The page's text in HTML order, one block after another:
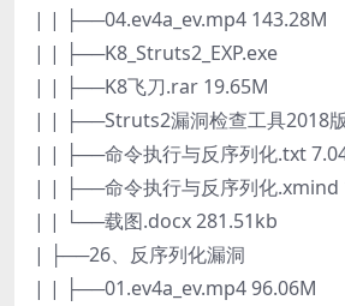
| | ├──04.ev4a_ev.mp4 143.28M
| | ├──K8_Struts2_EXP.exe
| | ├──K8飞刀.rar 19.65M
| | ├──Struts2漏洞检查工具2018
| | ├──命令执行与反序列化.txt
| | ├──命令执行与反序列化.xmind
| | └──载图.docx 281.51kb
| ├──26、反序列化漏洞
| | ├──01.ev4a_ev.mp4 96.06M